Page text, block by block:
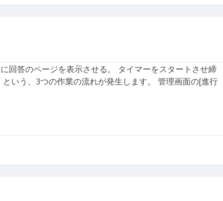
回答のページを表示させる。 タイマーをスタートさせ締
いう、3つの作業の流れが発生します。 管理画面の[進行